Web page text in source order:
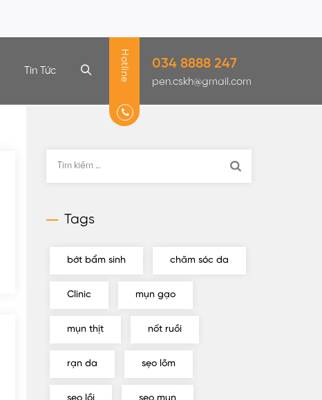
Hotline 034 8888 247
pen.cskh@gmail.com
Tin Tức
Tags
bớt bẩm sinh chăm sóc da
Clinic mụn gạo
mụn thịt nốt ruồi
rạn da sẹo lõm